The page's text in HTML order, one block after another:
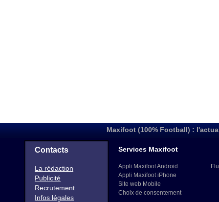
Maxifoot (100% Football) :
Contacts
La rédaction
Publicité
Recrutement
Infos légales
Services Maxifoot
Appli Maxifoot Android
Appli Maxifoot iPhone
Site web Mobile
Choix de consentement